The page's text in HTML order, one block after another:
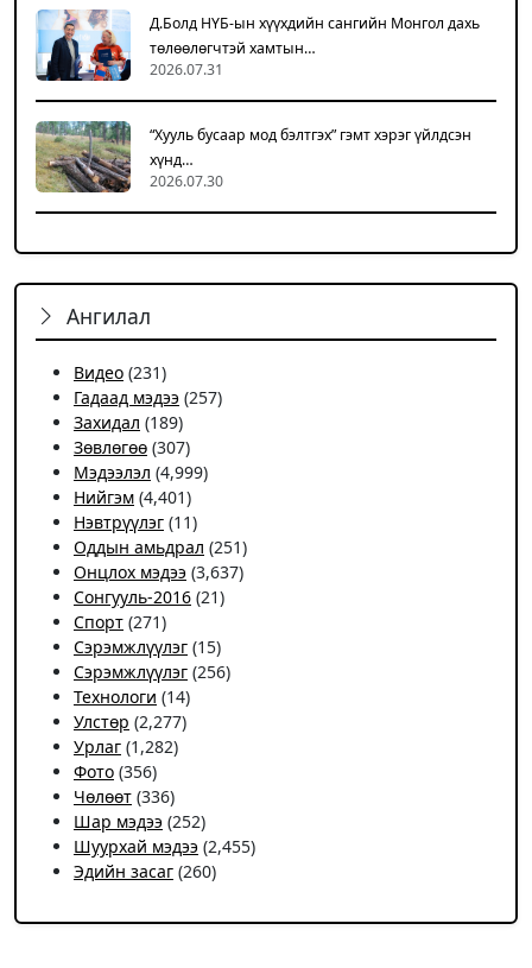
Д.Болд НҮБ-ын хүүхдийн сангийн Монгол дахь
төлөөлөгчтэй хамтын…
2026.07.31
“Хууль бусаар мод бэлтгэх” гэмт хэрэг үйлдсэн
хүнд…
2026.07.30
Ангилал
Видео (231)
Гадаад мэдээ (257)
Захидал (189)
Зөвлөгөө (307)
Мэдээлэл (4,999)
Нийгэм (4,401)
Нэвтрүүлэг (11)
Оддын амьдрал (251)
Онцлох мэдээ (3,637)
Сонгууль-2016 (21)
Спорт (271)
Сэрэмжлүүлэг (15)
Сэрэмжлүүлэг (256)
Технологи (14)
Улстөр (2,277)
Урлаг (1,282)
Фото (356)
Чѳлѳѳт (336)
Шар мэдээ (252)
Шуурхай мэдээ (2,455)
Эдийн засаг (260)